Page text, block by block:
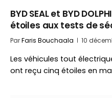
BYD SEAL et BYD
étoiles aux tests de
ParFaris Bouchaala 10
Les véhicules tout
ont reçu cinq étoiles en